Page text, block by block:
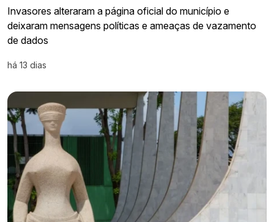
Invasores alteraram a página oficial do município e
deixaram mensagens políticas e ameaças de vazamento
de dados
há 13 dias